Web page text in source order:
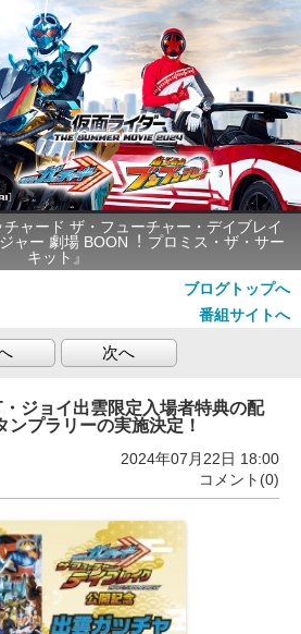
ャード ザ・フューチャー・デイブレイ
ャー 劇場 BOON︕ プロミス・ザ・サー
キット』
ブログトップへ
番組サイトへ
次へ
ジョイ出雲限定入場者特典の配
プラリーの実施決定！
2024年07月22日 18:00
コメント(0)